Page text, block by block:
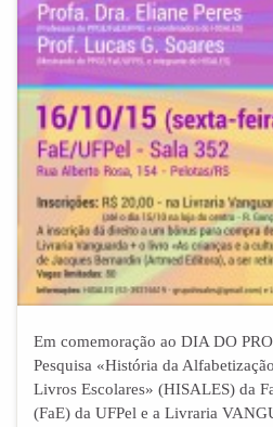
Em comemoração ao DIA DO
Pesquisa «História da
Livros Escolares» (HISALES) da
(FaE) da UFPel e a Livraria